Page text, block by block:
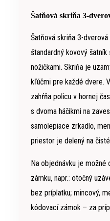
Šatňová skriňa 3-
Šatňová skriňa 3-
štandardný kovový šatník
nožičkami. Skriňa je
kľúčmi pre každé dvere.
zahŕňa policu v hornej
s dvoma háčikmi na
samolepiace zrkadlo,
priestor je delený na
Na objednávku je
zámku, napr.: otočný
bez príplatku; mincový,
kódovací zámok – za